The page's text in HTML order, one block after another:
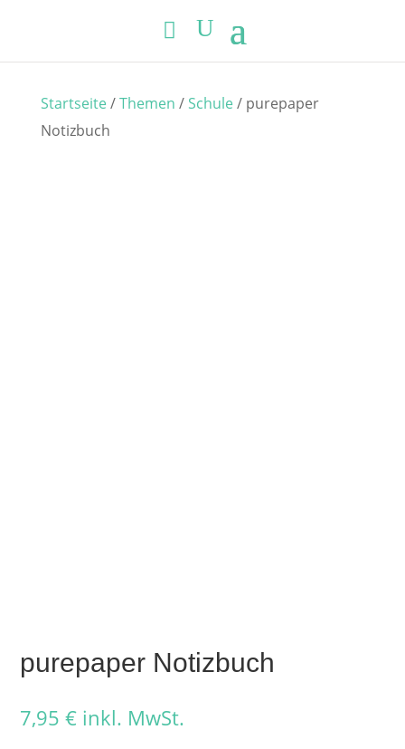
Startseite/Themen /Schule/ purepaper
Notizbuch
purepaper Notizbuch
7,95€ inkl. MwSt.